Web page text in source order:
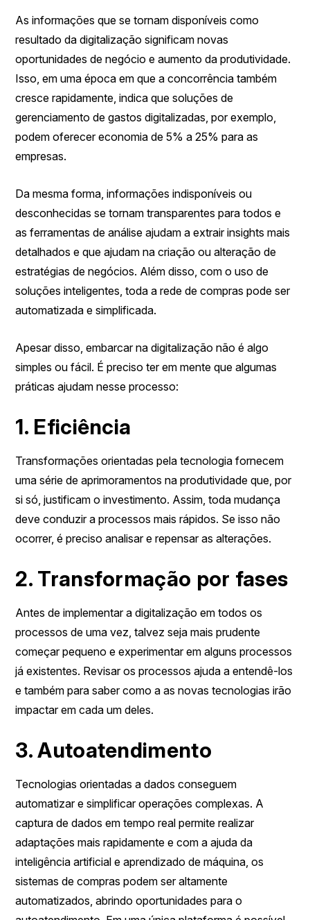
As informações que se tornam disponíveis como
resultado da digitalização significam novas
oportunidades de negócio e aumento da produtividade.
Isso, em uma época em que a concorrência também
cresce rapidamente, indica que soluções de
gerenciamento de gastos digitalizadas, por exemplo,
podem oferecer economia de 5% a 25% para as
empresas.
Da mesma forma, informações indisponíveis ou
desconhecidas se tornam transparentes para todos e
as ferramentas de análise ajudam a extrair insights mais
detalhados e que ajudam na criação ou alteração de
estratégias de negócios. Além disso, com o uso de
soluções inteligentes, toda a rede de compras pode ser
automatizada e simplificada.
Apesar disso, embarcar na digitalização não é algo
simples ou fácil. É preciso ter em mente que algumas
práticas ajudam nesse processo:
1. Eficiência
Transformações orientadas pela tecnologia fornecem
uma série de aprimoramentos na produtividade que, por
si só, justificam o investimento. Assim, toda mudança
deve conduzir a processos mais rápidos. Se isso não
ocorrer, é preciso analisar e repensar as alterações.
2. Transformação por fases
Antes de implementar a digitalização em todos os
processos de uma vez, talvez seja mais prudente
começar pequeno e experimentar em alguns processos
já existentes. Revisar os processos ajuda a entendê-los
e também para saber como a as novas tecnologias irão
impactar em cada um deles.
3. Autoatendimento
Tecnologias orientadas a dados conseguem
automatizar e simplificar operações complexas. A
captura de dados em tempo real permite realizar
adaptações mais rapidamente e com a ajuda da
inteligência artificial e aprendizado de máquina, os
sistemas de compras podem ser altamente
automatizados, abrindo oportunidades para o